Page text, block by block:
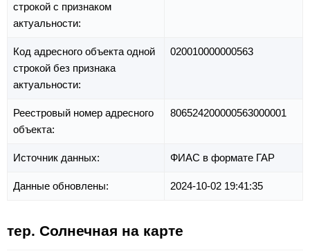
строкой с признаком
актуальности:
Код адресного объекта одной
строкой без признака
актуальности:
020010000000563
Реестровый номер адресного
объекта:
806524200000563000001
Источник данных: ФИАС в формате ГАР
Данные обновлены: 2024-10-02 19:41:35
тер. Солнечная на карте